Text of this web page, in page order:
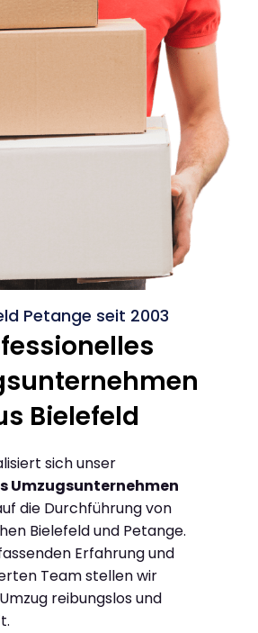
Petange seit 2003
Bielefeld
sich unser
Umzugsunternehmen
die Durchführung von
Bielefeld und Petange.
Erfahrung und
Team stellen wir
reibungslos und